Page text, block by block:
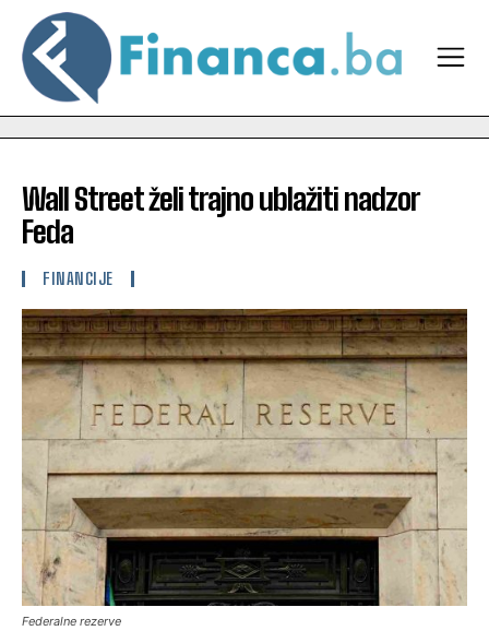
Wall Street želi trajno ublažiti nadzor
Feda
FINANCIJE
Federalne rezerve